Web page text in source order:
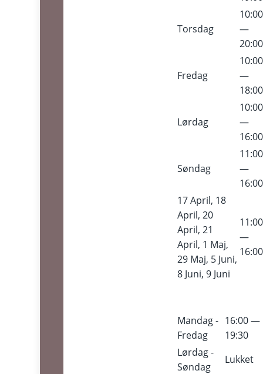
Torsdag
10:00
—
20:00
Fredag
10:00
—
18:00
Lørdag
10:00
—
16:00
Søndag
11:00
—
16:00
17 April, 18
April, 20
April, 21
April, 1 Maj,
29 Maj, 5 Juni,
8 Juni, 9 Juni
11:00
—
16:00
Mandag -
Fredag
16:00 —
19:30
Lørdag -
Søndag
Lukket